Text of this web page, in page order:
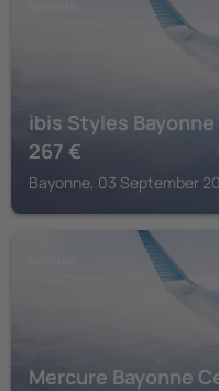
ibis Styles Bayonne
267 €
Bayonne, 03 September
Mercure Bayonne